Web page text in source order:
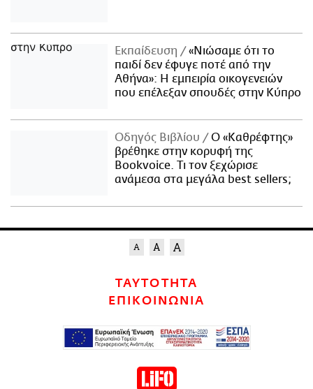
Εκπαίδευση
«Νιώσαμε ότι το
παιδί δεν έφυγε ποτέ από την
Αθήνα»: Η εμπειρία οικογενειών
που επέλεξαν σπουδές στην Κύπρο
Οδηγός Βιβλίου
Ο «Καθρέφτης»
βρέθηκε στην κορυφή της
Bookvoice. Τι τον ξεχώρισε
ανάμεσα στα μεγάλα best sellers;
ΤΑΥΤΟΤΗΤΑ
ΕΠΙΚΟΙΝΩΝΙΑ